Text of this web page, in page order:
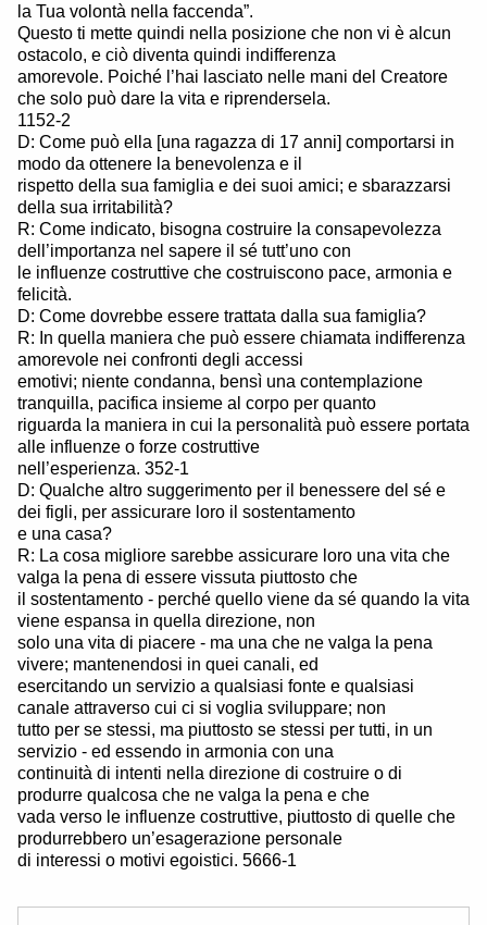
la Tua volontà nella faccenda”.
Questo ti mette quindi nella posizione che non vi è alcun
ostacolo, e ciò diventa quindi indifferenza
amorevole. Poiché l’hai lasciato nelle mani del Creatore
che solo può dare la vita e riprendersela.
1152-2
D: Come può ella [una ragazza di 17 anni] comportarsi in
modo da ottenere la benevolenza e il
rispetto della sua famiglia e dei suoi amici; e sbarazzarsi
della sua irritabilità?
R: Come indicato, bisogna costruire la consapevolezza
dell’importanza nel sapere il sé tutt’uno con
le influenze costruttive che costruiscono pace, armonia e
felicità.
D: Come dovrebbe essere trattata dalla sua famiglia?
R: In quella maniera che può essere chiamata indifferenza
amorevole nei confronti degli accessi
emotivi; niente condanna, bensì una contemplazione
tranquilla, pacifica insieme al corpo per quanto
riguarda la maniera in cui la personalità può essere portata
alle influenze o forze costruttive
nell’esperienza. 352-1
D: Qualche altro suggerimento per il benessere del sé e
dei figli, per assicurare loro il sostentamento
e una casa?
R: La cosa migliore sarebbe assicurare loro una vita che
valga la pena di essere vissuta piuttosto che
il sostentamento - perché quello viene da sé quando la vita
viene espansa in quella direzione, non
solo una vita di piacere - ma una che ne valga la pena
vivere; mantenendosi in quei canali, ed
esercitando un servizio a qualsiasi fonte e qualsiasi
canale attraverso cui ci si voglia sviluppare; non
tutto per se stessi, ma piuttosto se stessi per tutti, in un
servizio - ed essendo in armonia con una
continuità di intenti nella direzione di costruire o di
produrre qualcosa che ne valga la pena e che
vada verso le influenze costruttive, piuttosto di quelle che
produrrebbero un’esagerazione personale
di interessi o motivi egoistici. 5666-1